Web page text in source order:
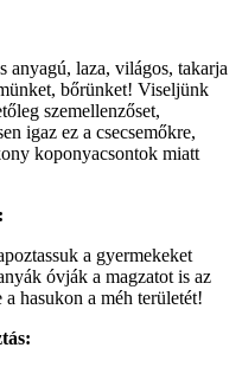
anyagú, laza, világos, takarja
bőrünket! Viseljünk
szemellenzőset,
igaz ez a csecsemőkre,
koponyacsontok miatt
a gyermekeket
óvják a magzatot is az
hasukon a méh területét!